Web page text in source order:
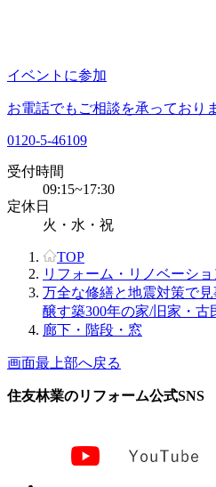
イベントに参加
お電話でもご相談を承っており
0120-5-46109
受付時間
09:15~17:30
定休日
火・水・祝
TOP
リフォーム・リノベーショ
万全な修繕と地震対策で
醸す築300年の家/旧家・古
廊下・階段・窓
画面最上部へ戻る
住友林業のリフォーム公式SNS